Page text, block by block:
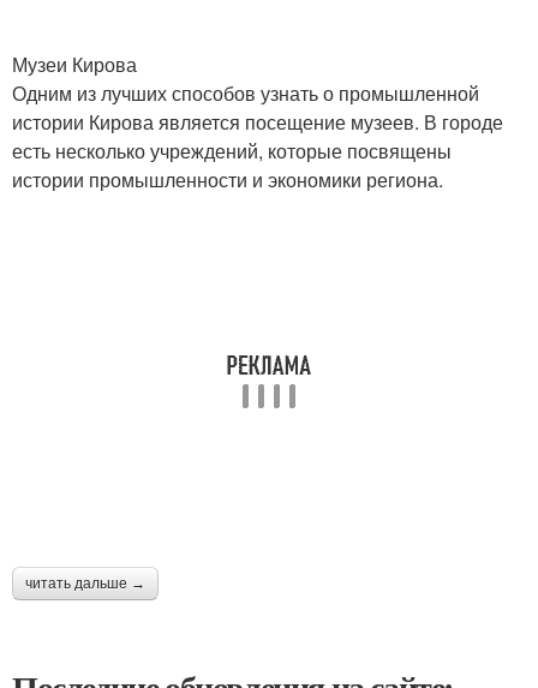
Музеи Кирова
Одним из лучших способов узнать о промышленной
истории Кирова является посещение музеев. В городе
есть несколько учреждений, которые посвящены
истории промышленности и экономики региона.
читать дальше →